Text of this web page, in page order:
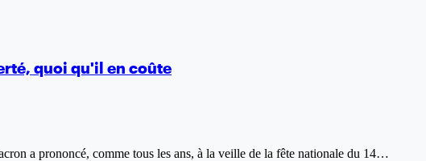
quoi qu'il en coûte
a prononcé, comme tous les ans, à la veille de la fête nationale du 14…